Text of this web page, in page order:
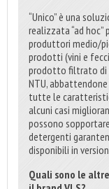
“Unico” è una
realizzata “ad hoc”
produttori medio/
prodotti (vini e
prodotto filtrato di
NTU,
tutte le
alcuni casi
possono
detergenti
disponibili in
Quali sono le